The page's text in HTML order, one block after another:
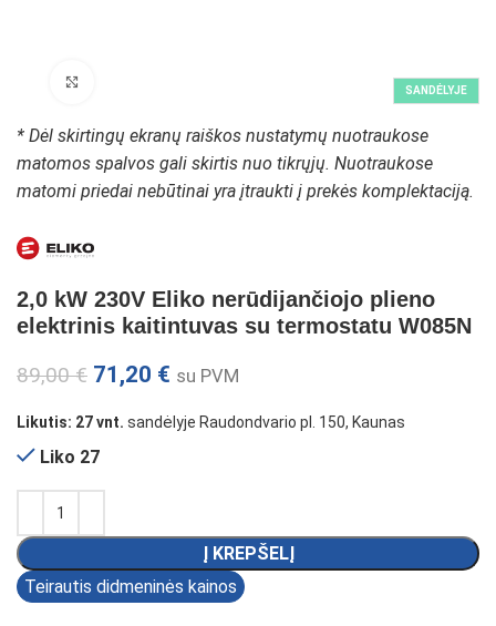
SANDĖLYJE
* Dėl skirtingų ekranų raiškos nustatymų nuotraukose
matomos spalvos gali skirtis nuo tikrųjų. Nuotraukose
matomi priedai nebūtinai yra įtraukti į prekės komplektaciją.
2,0 kW 230V Eliko nerūdijančiojo plieno
elektrinis kaitintuvas su termostatu W085N
89,00€ 71,20 € su PVM
Likutis: 27 vnt. sandėlyje Raudondvario pl. 150, Kaunas
Liko 27
Į KREPŠELĮ
Teirautis didmeninės kainos